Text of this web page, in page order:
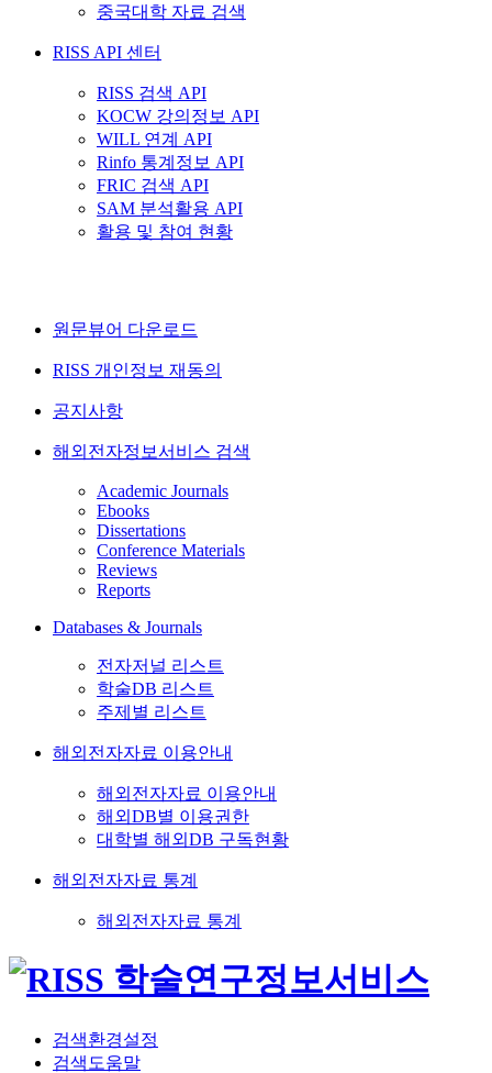
중국대학 자료 검색
RISS API 센터
RISS 검색 API
KOCW 강의정보 API
WILL 연계 API
Rinfo 통계정보 API
FRIC 검색 API
SAM 분석활용 API
활용 및 참여 현황
원문뷰어 다운로드
RISS 개인정보 재동의
공지사항
해외전자정보서비스 검색
Academic Journals
Ebooks
Dissertations
Conference Materials
Reviews
Reports
Databases & Journals
전자저널 리스트
학술DB 리스트
주제별 리스트
해외전자자료 이용안내
해외전자자료 이용안내
해외DB별 이용권한
대학별 해외DB 구독현황
해외전자자료 통계
해외전자자료 통계
검색환경설정
검색도움말